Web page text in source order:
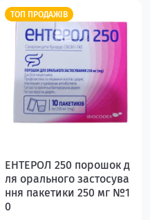
ТОП ПРОДАЖІВ
ЕНТЕРОЛ 250 порошок д
ля орального застосува
ння пакетики 250 мг №1
0